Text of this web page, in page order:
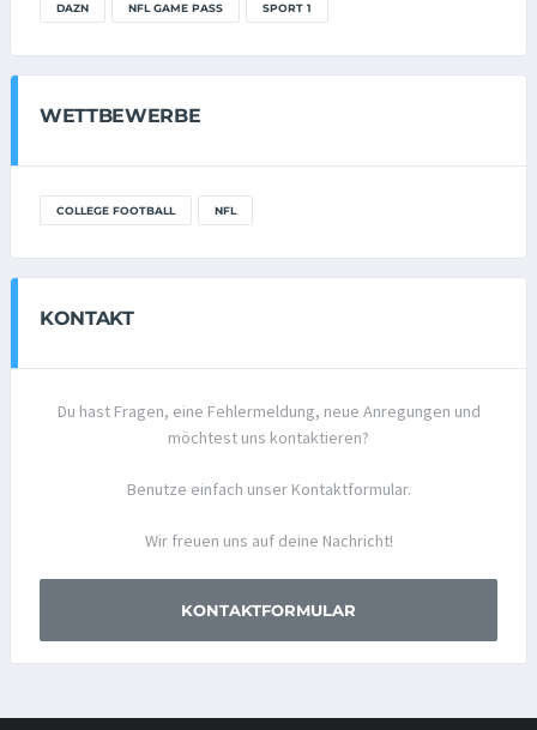
DAZN NFL GAME PASS SPORT 1
WETTBEWERBE
COLLEGE FOOTBALL NFL
KONTAKT
Du hast Fragen, eine Fehlermeldung, neue Anregungen und
möchtest uns kontaktieren?
Benutze einfach unser Kontaktformular.
Wir freuen uns auf deine Nachricht!
KONTAKTFORMULAR